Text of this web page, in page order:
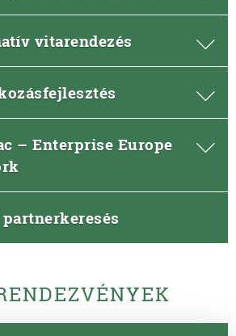
vitarendezés
– Enterprise Europe